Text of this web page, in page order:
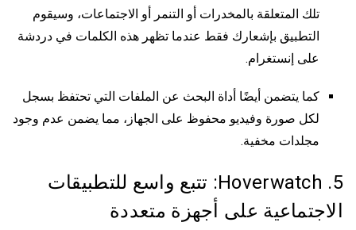
تلك المتعلقة بالمخدرات أو التنمر أو الاجتماعات، وسيقوم
التطبيق بإشعارك فقط عندما تظهر هذه الكلمات في دردشة
على إنستغرام.
كما يتضمن أيضًا أداة البحث عن الملفات التي تحتفظ بسجل
لكل صورة وفيديو محفوظ على الجهاز، مما يضمن عدم وجود
مجلدات مخفية.
5. Hoverwatch: تتبع واسع للتطبيقات
الاجتماعية على أجهزة متعددة